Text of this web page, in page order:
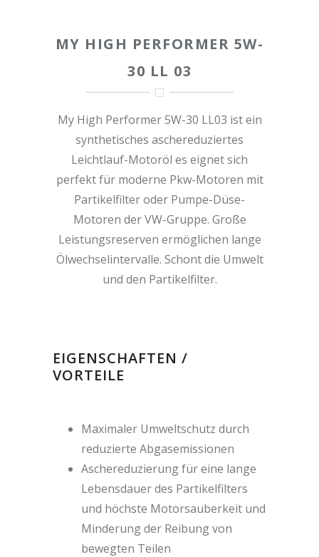
MY HIGH PERFORMER 5W-
30 LL 03
My High Performer 5W-30 LL03 ist ein
synthetisches aschereduziertes
Leichtlauf-Motoröl es eignet sich
perfekt für moderne Pkw-Motoren mit
Partikelfilter oder Pumpe-Düse-
Motoren der VW-Gruppe. Große
Leistungsreserven ermöglichen lange
Ölwechselintervalle. Schont die Umwelt
und den Partikelfilter.
EIGENSCHAFTEN /
VORTEILE
Maximaler Umweltschutz durch
reduzierte Abgasemissionen
Aschereduzierung für eine lange
Lebensdauer des Partikelfilters
und höchste Motorsauberkeit und
Minderung der Reibung von
bewegten Teilen